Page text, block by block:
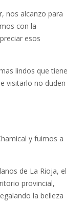
nos alcanzo para
con la
esos
lindos que tiene
visitarlo no duden
y fuimos a
de La Rioja, el
provincial,
la belleza